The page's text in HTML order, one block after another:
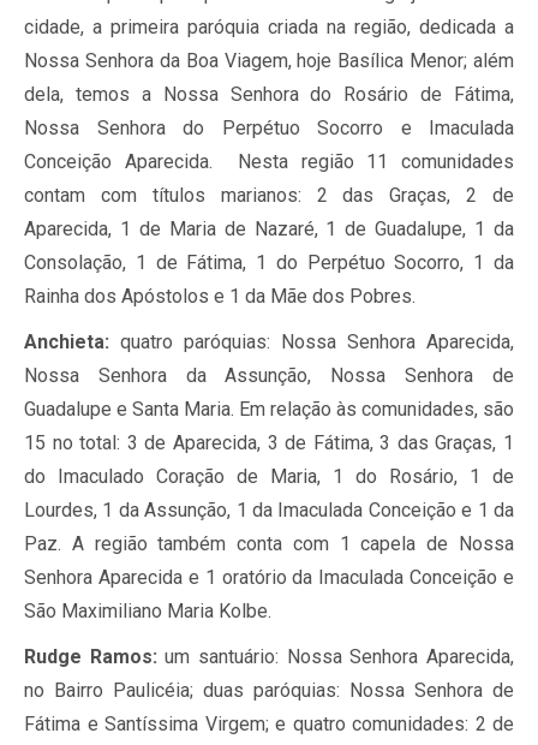
cidade, a primeira paróquia criada na região, dedicada a
Nossa Senhora da Boa Viagem, hoje Basílica Menor; além
dela, temos a Nossa Senhora do Rosário de Fátima,
Nossa Senhora do Perpétuo Socorro e Imaculada
Conceição Aparecida. Nesta região 11 comunidades
contam com títulos marianos: 2 das Graças, 2 de
Aparecida, 1 de Maria de Nazaré, 1 de Guadalupe, 1 da
Consolação, 1 de Fátima, 1 do Perpétuo Socorro, 1 da
Rainha dos Apóstolos e 1 da Mãe dos Pobres.
Anchieta: quatro paróquias: Nossa Senhora Aparecida,
Nossa Senhora da Assunção, Nossa Senhora de
Guadalupe e Santa Maria. Em relação às comunidades, são
15 no total: 3 de Aparecida, 3 de Fátima, 3 das Graças, 1
do Imaculado Coração de Maria, 1 do Rosário, 1 de
Lourdes, 1 da Assunção, 1 da Imaculada Conceição e 1 da
Paz. A região também conta com 1 capela de Nossa
Senhora Aparecida e 1 oratório da Imaculada Conceição e
São Maximiliano Maria Kolbe.
Rudge Ramos: um santuário: Nossa Senhora Aparecida,
no Bairro Paulicéia; duas paróquias: Nossa Senhora de
Fátima e Santíssima Virgem; e quatro comunidades: 2 de